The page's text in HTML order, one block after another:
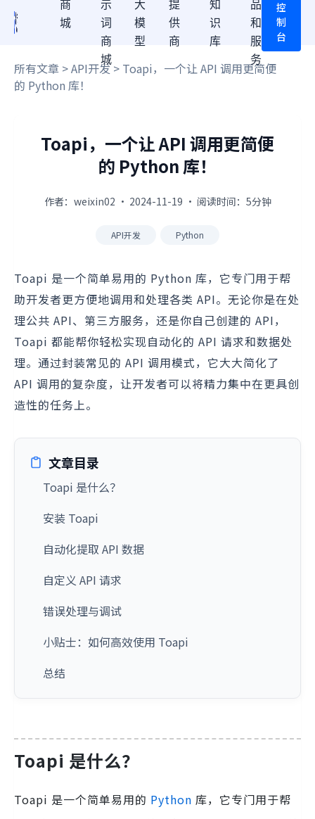
商
城
示
词
商
城
大
模
型
提
供
商
知
识
库
品
和
服
务
控
制
台
所有文章 >API开发> Toapi，一个让 API 调用更简便
的 Python 库！
Toapi，一个让 API 调用更简便
的 Python 库！
作者：weixin02 · 2024-11-19 · 阅读时间：5分钟
API开发 Python
Toapi 是一个简单易用的 Python 库，它专门用于帮
助开发者更方便地调用和处理各类 API。无论你是在处
理公共 API、第三方服务，还是你自己创建的 API，
Toapi 都能帮你轻松实现自动化的 API 请求和数据处
理。通过封装常见的 API 调用模式，它大大简化了
API 调用的复杂度，让开发者可以将精力集中在更具创
造性的任务上。
文章目录
Toapi 是什么？
安装 Toapi
自动化提取 API 数据
自定义 API 请求
错误处理与调试
小贴士：如何高效使用 Toapi
总结
Toapi 是什么？
Toapi 是一个简单易用的 Python 库，它专门用于帮